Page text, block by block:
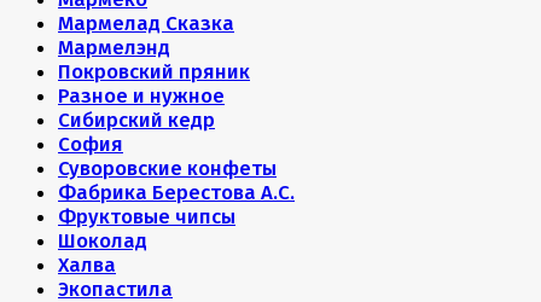
Мармелад Сказка
Мармелэнд
Покровский пряник
Разное и нужное
Сибирский кедр
София
Суворовские конфеты
Фабрика Берестова А.С.
Фруктовые чипсы
Шоколад
Халва
Экопастила